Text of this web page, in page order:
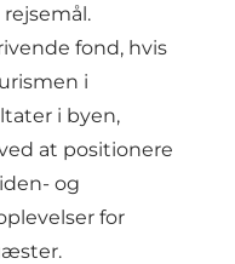
fond, hvis
i
i byen,
at positionere
og
for